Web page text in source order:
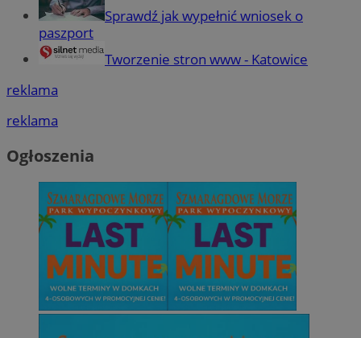
Sprawdź jak wypełnić wniosek o
paszport
Tworzenie stron www - Katowice
reklama
reklama
Ogłoszenia